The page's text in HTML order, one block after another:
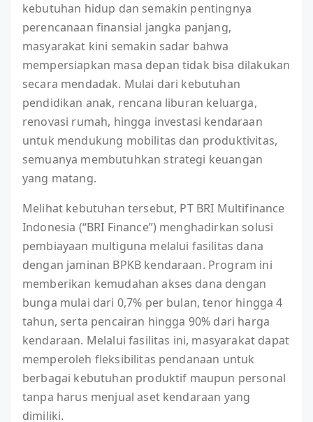
kebutuhan hidup dan semakin pentingnya
perencanaan finansial jangka panjang,
masyarakat kini semakin sadar bahwa
mempersiapkan masa depan tidak bisa dilakukan
secara mendadak. Mulai dari kebutuhan
pendidikan anak, rencana liburan keluarga,
renovasi rumah, hingga investasi kendaraan
untuk mendukung mobilitas dan produktivitas,
semuanya membutuhkan strategi keuangan
yang matang.
Melihat kebutuhan tersebut, PT BRI Multifinance
Indonesia (“BRI Finance”) menghadirkan solusi
pembiayaan multiguna melalui fasilitas dana
dengan jaminan BPKB kendaraan. Program ini
memberikan kemudahan akses dana dengan
bunga mulai dari 0,7% per bulan, tenor hingga 4
tahun, serta pencairan hingga 90% dari harga
kendaraan. Melalui fasilitas ini, masyarakat dapat
memperoleh fleksibilitas pendanaan untuk
berbagai kebutuhan produktif maupun personal
tanpa harus menjual aset kendaraan yang
dimiliki.